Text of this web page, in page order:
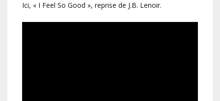
Ici, « I Feel So Good », reprise de J.B. Lenoir.